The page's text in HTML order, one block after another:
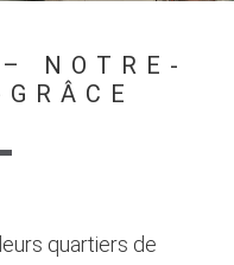
NOTRE-
quartiers de